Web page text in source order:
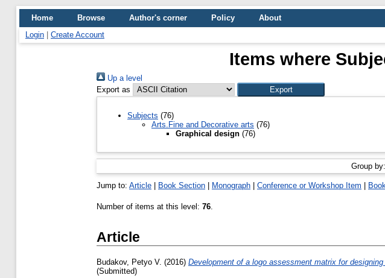
Home Browse Author's corner Policy
About
Login
Create Account
Items where
Up a level
Export as
Subjects (76)
Arts.Fine and Decorative arts (76)
Graphical design (76)
Group by:
Jump to: Article | Book Section | Monograph | Conference or Workshop Item | Book
Number of items at this level: 76
Article
Budakov, Petyo V. (2016) Development of a logo assessment matrix for
(Submitted)